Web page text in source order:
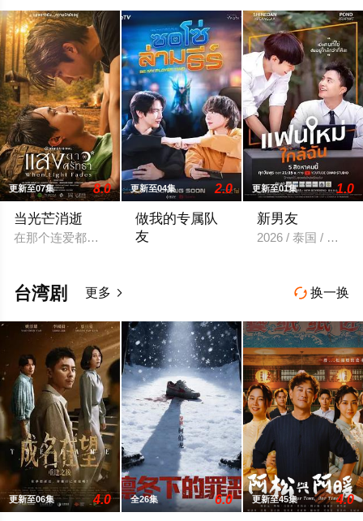
更新至07集 8.0
当光芒消逝
在那个连爱都是罪的年代，他们选择了彼此。 1976年10月6日
更新至04集 2.0
做我的专属队
友
更新至01集 1.0
新男友
2026 / 泰国 / 内详
 换一换
台湾剧 更多 
更新至06集 4.0 全26集 6.0 更新至45集 4.0